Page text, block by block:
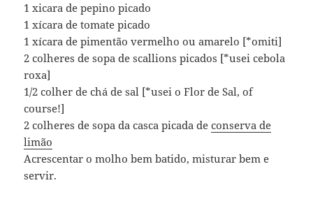
1 xicara de pepino picado
1 xícara de tomate picado
1 xícara de pimentão vermelho ou amarelo [*omiti]
2 colheres de sopa de scallions picados [*usei cebola
roxa]
1/2 colher de chá de sal [*usei o Flor de Sal, of
course!]
2 colheres de sopa da casca picada deconserva de
limão
Acrescentar o molho bem batido, misturar bem e
servir.